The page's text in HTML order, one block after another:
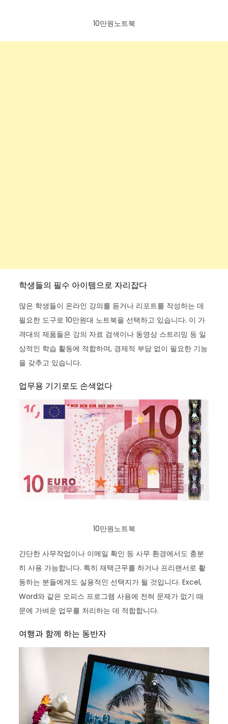
10만원노트북
학생들의 필수 아이템으로 자리잡다
많은 학생들이 온라인 강의를 듣거나 리포트를 작성하는 데
필요한 도구로 10만원대 노트북을 선택하고 있습니다. 이 가
격대의 제품들은 강의 자료 검색이나 동영상 스트리밍 등 일
상적인 학습 활동에 적합하며, 경제적 부담 없이 필요한 기능
을 갖추고 있습니다.
업무용 기기로도 손색없다
10만원노트북
간단한 사무작업이나 이메일 확인 등 사무 환경에서도 충분
히 사용 가능합니다. 특히 재택근무를 하거나 프리랜서로 활
동하는 분들에게도 실용적인 선택지가 될 것입니다. Excel,
Word와 같은 오피스 프로그램 사용에 전혀 문제가 없기 때
문에 가벼운 업무를 처리하는 데 적합합니다.
여행과 함께 하는 동반자